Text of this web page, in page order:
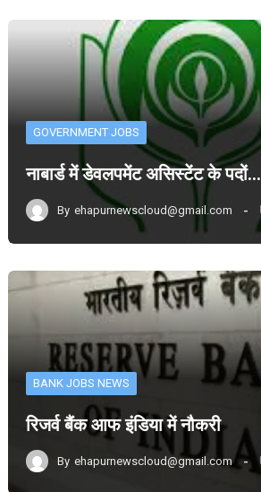
GOVERNMENT JOBS
नाबार्ड में डेवलपमेंट असिस्टेंट के पदों…
By ehapurnewscloud@gmail.com
BANK JOBS NEWS
रिजर्व बैंक आफ इंडिया में नौकरी
By ehapurnewscloud@gmail.com